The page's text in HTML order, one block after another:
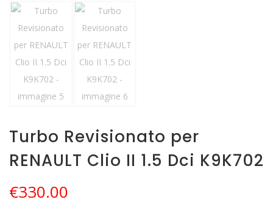
Turbo Revisionato per
RENAULT Clio II 1.5 Dci K9K702
€330.00